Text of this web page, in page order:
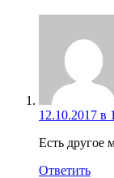
12.10.2017 в
Есть другое
Ответить